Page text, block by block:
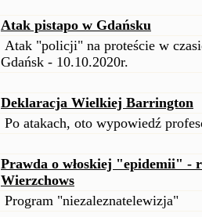
Atak pistapo w Gdańsku
Atak "policji" na proteście w
Gdańsk - 10.10.2020r.
Deklaracja Wielkiej Barrington
Po atakach, oto wypowiedź
Prawda o włoskiej "epidemii" -
Wierzchows
Program "niezaleznatelewizja"